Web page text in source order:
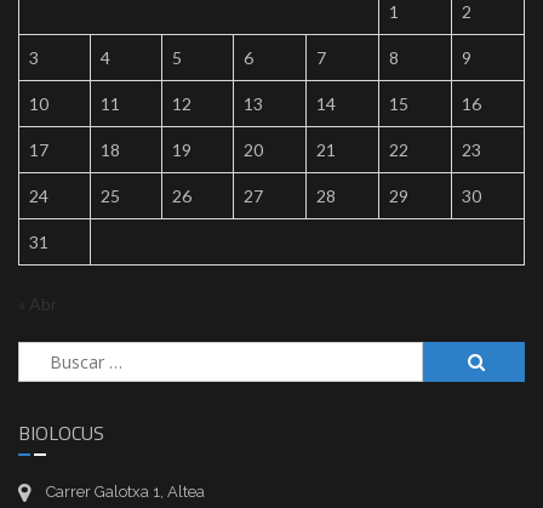
1 2
3 4 5 6 7 8 9
10 11 12 13 14 15 16
17 18 19 20 21 22 23
24 25 26 27 28 29 30
31
« Abr
Buscar:
BIOLOCUS
Carrer Galotxa 1, Altea